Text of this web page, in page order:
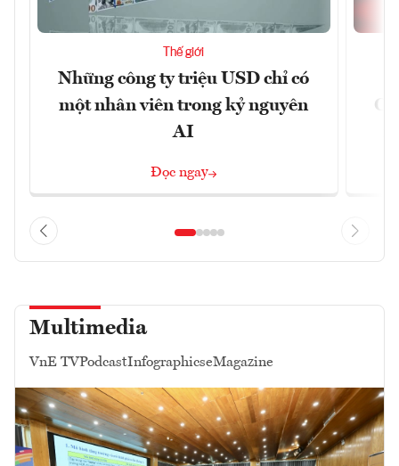
Thế giới
Những công ty triệu USD chỉ có
một nhân viên trong kỷ nguyên
AI
Đọc ngay
Multimedia
VnE TVPodcastInfographicseMagazine